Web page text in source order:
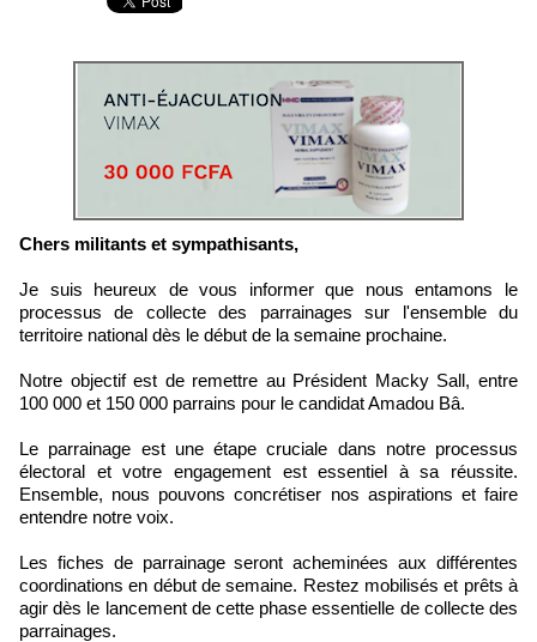
Chers militants et sympathisants,
Je suis heureux de vous informer que nous entamons le
processus de collecte des parrainages sur l'ensemble du
territoire national dès le début de la semaine prochaine.
Notre objectif est de remettre au Président Macky Sall, entre
100 000 et 150 000 parrains pour le candidat Amadou Bâ.
Le parrainage est une étape cruciale dans notre processus
électoral et votre engagement est essentiel à sa réussite.
Ensemble, nous pouvons concrétiser nos aspirations et faire
entendre notre voix.
Les fiches de parrainage seront acheminées aux différentes
coordinations en début de semaine. Restez mobilisés et prêts à
agir dès le lancement de cette phase essentielle de collecte des
parrainages.